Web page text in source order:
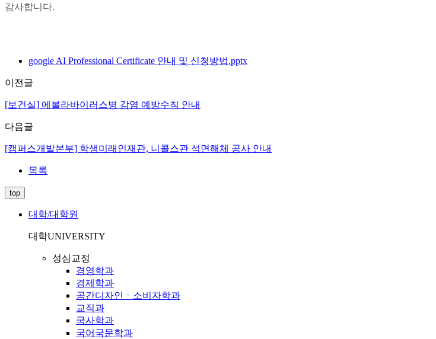
감사합니다.
google AI Professional Certificate 안내 및 신청방법.pptx
이전글
[보건실] 에볼라바이러스병 감염 예방수칙 안내
다음글
[캠퍼스개발본부] 학생미래인재관, 니콜스관 석면해체 공사 안내
목록
top
대학/대학원
대학UNIVERSITY
성심교정
경영학과
경제학과
공간디자인ㆍ소비자학과
교직과
국사학과
국어국문학과